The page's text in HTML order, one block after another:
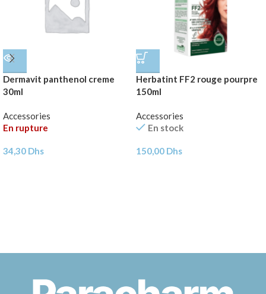
Dermavit panthenol creme
30ml
Accessories
En rupture
34,30 Dhs
Herbatint FF2 rouge pourpre
150ml
Accessories
En stock
150,00 Dhs